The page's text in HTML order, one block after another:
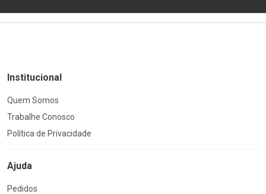
Institucional
Quem Somos
Trabalhe Conosco
Política de Privacidade
Ajuda
Pedidos